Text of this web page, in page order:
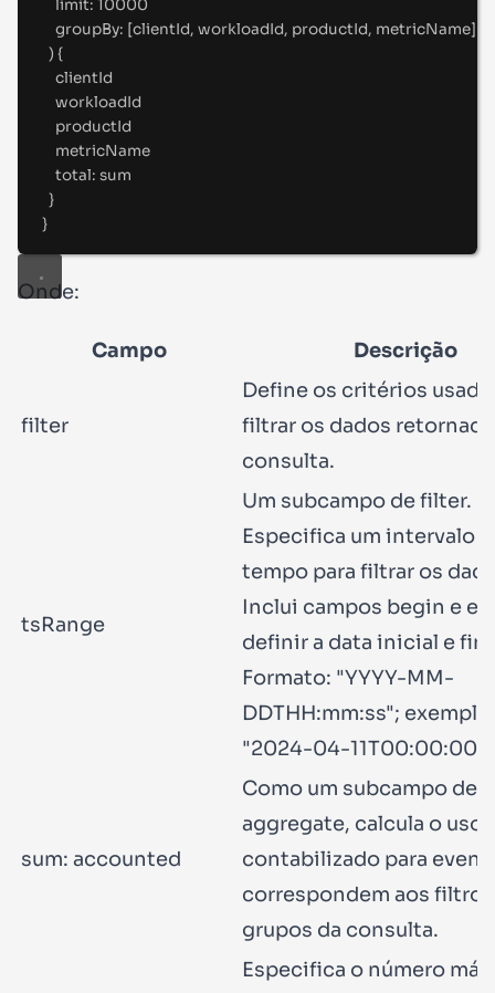
limit: 10000
groupBy: [clientId, workloadId, productId, metricName]
) {
clientId
workloadId
productId
metricName
total: sum
}
}
Onde:
Campo Descrição
filter
Define os critérios
filtrar os dados
consulta.
tsRange
Um subcampo defilter.
Especifica um intervalo
tempo para filtrar os
Inclui campos begin e
definir a data inicial e
Formato: "YYYY-MM-
DDTHH:mm:ss"; exemplo:
"2024-04-11T00:00:00"
sum: accounted
Como um subcampo de
aggregate, calcula o uso
contabilizado para
correspondem aos
grupos da consulta.
Especifica o número